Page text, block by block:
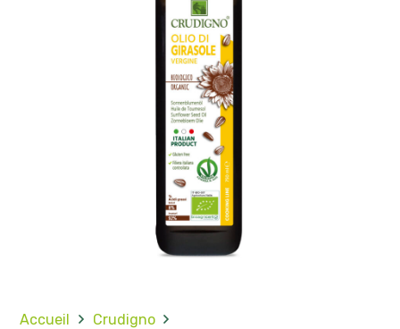
Accueil
Crudigno